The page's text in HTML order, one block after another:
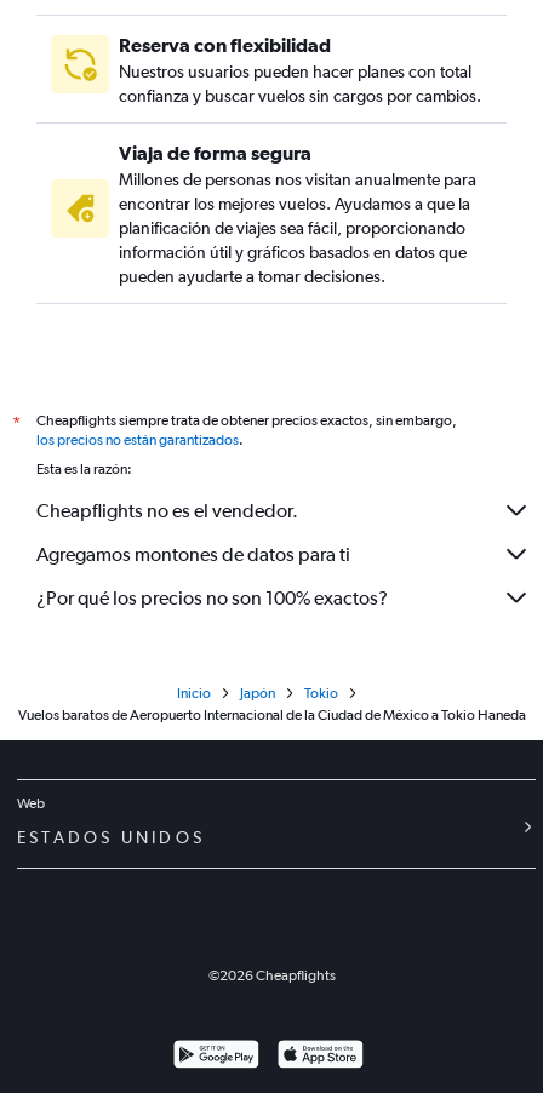
Reserva con flexibilidad
Nuestros usuarios pueden hacer planes con total
confianza y buscar vuelos sin cargos por cambios.
Viaja de forma segura
Millones de personas nos visitan anualmente para
encontrar los mejores vuelos. Ayudamos a que la
planificación de viajes sea fácil, proporcionando
información útil y gráficos basados en datos que
pueden ayudarte a tomar decisiones.
*
Cheapflights siempre trata de obtener precios exactos, sin embargo,
los precios no están garantizados.
Esta es la razón:
Cheapflights no es el vendedor.
Agregamos montones de datos para ti
¿Por qué los precios no son 100% exactos?
Inicio Japón
Tokio
Vuelos baratos de Aeropuerto Internacional de la Ciudad de México a Tokio Haneda
Web
ESTADOS UNIDOS
©2026Cheapflights